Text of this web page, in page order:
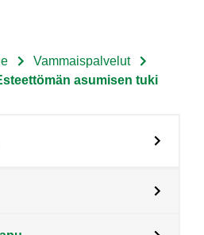
Vammaispalvelut
asumisen tuki